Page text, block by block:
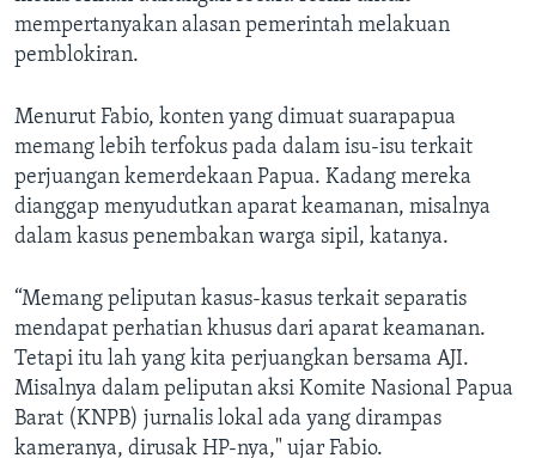
mempertanyakan alasan pemerintah melakuan
pemblokiran.
Menurut Fabio, konten yang dimuat suarapapua
memang lebih terfokus pada dalam isu-isu terkait
perjuangan kemerdekaan Papua. Kadang mereka
dianggap menyudutkan aparat keamanan, misalnya
dalam kasus penembakan warga sipil, katanya.
“Memang peliputan kasus-kasus terkait separatis
mendapat perhatian khusus dari aparat keamanan.
Tetapi itu lah yang kita perjuangkan bersama AJI.
Misalnya dalam peliputan aksi Komite Nasional Papua
Barat (KNPB) jurnalis lokal ada yang dirampas
kameranya, dirusak HP-nya," ujar Fabio.